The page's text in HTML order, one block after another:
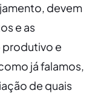
devem
e as
e
já falamos,
de quais